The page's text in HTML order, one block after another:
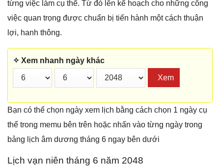
từng việc làm cụ thể. Từ đó lên kế hoạch cho những công
việc quan trọng được chuẩn bị tiến hành một cách thuận
lợi, hanh thông.
✧ Xem nhanh ngày khác
Xem
Bạn có thể chọn ngày xem lịch bằng cách chọn 1 ngày cụ
thể trong memu bên trên hoặc nhấn vào từng ngày trong
bảng lịch âm dương tháng 6 ngay bên dưới
Lịch vạn niên tháng 6 năm 2048